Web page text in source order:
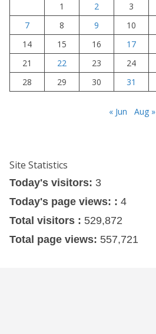
1
2 3
7
8 9 10
14
15 16 17
21
22 23 24
28
29 30 31
« Jun Aug »
Site Statistics
Today's visitors: 3
Today's page views: : 4
Total visitors : 529,872
Total page views: 557,721